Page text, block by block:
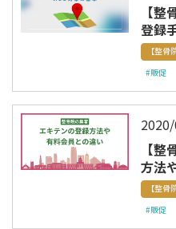
【整
登録
【整
#販促
【
方法
【整
#販促